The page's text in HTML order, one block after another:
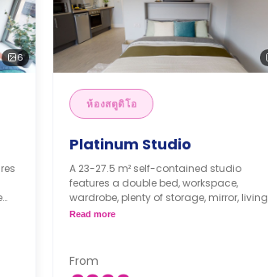
6
ห้องสตูดิโอ
Platinum Studio
A 23-27.5 m² self-contained studio
features a double bed, workspace,
wardrobe, plenty of storage, mirror, living
area, TV, private bathroom, and
Dual occupancy is available.
Read more
From